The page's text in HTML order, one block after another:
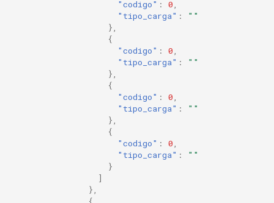
"codigo" : 0
"tipo_carga" :
""
},
{
"codigo" : 0
"tipo_carga" :
""
},
{
"codigo" : 0
"tipo_carga" :
""
},
{
"codigo" : 0
"tipo_carga" :
""
}
]
},